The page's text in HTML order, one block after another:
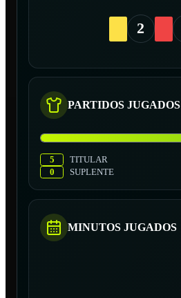
2
PARTIDOS JUGADOS
5
TITULAR
0
SUPLENTE
MINUTOS JUGADOS